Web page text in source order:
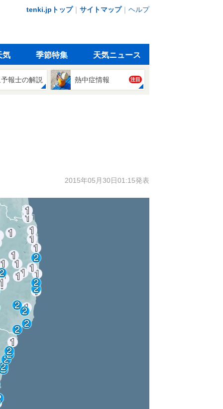
tenki.jpトップ｜ サイトマップ｜ ヘルプ
気 季節特集 天気ニュース
報士の解説 熱中症情報 注目
2015年05月30日01:15発表